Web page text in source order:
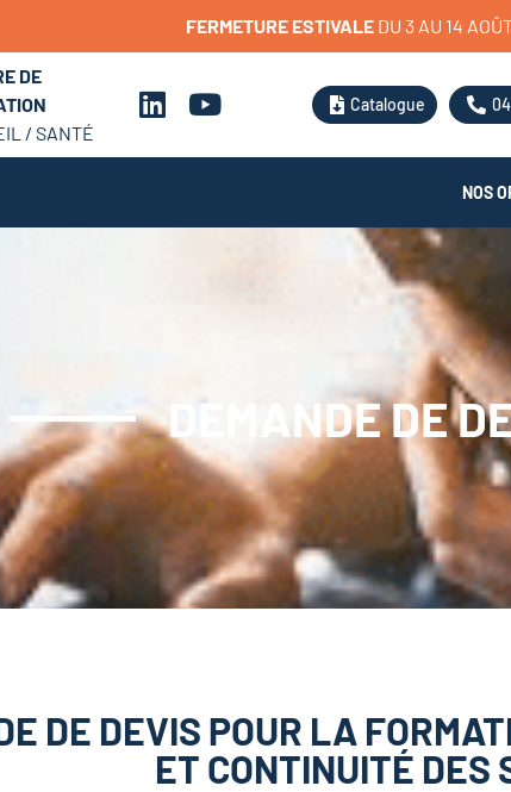
FERMETURE ESTIVALE DU 3 AU 14 AOÛ
DE
/ SANTÉ
Catalogue
NOS
DEMANDE DE
DE DEVIS POUR LA
ET CONTINUITÉ DES